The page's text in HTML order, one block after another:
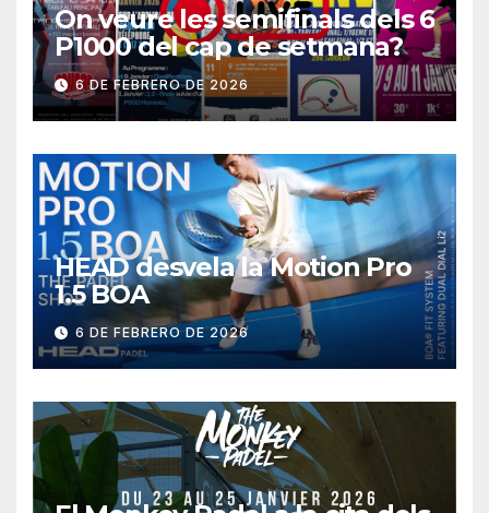
On veure les semifinals dels 6
P1000 del cap de setmana?
6 DE FEBRERO DE 2026
HEAD desvela la Motion Pro
1.5 BOA
6 DE FEBRERO DE 2026